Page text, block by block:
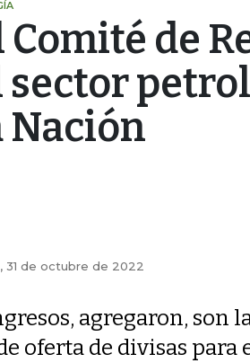
Comité de
sector
Nación
31 de octubre de 2022
agregaron, son
oferta de divisas